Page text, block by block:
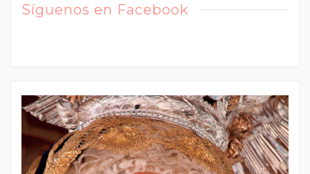
Síguenos en Facebook